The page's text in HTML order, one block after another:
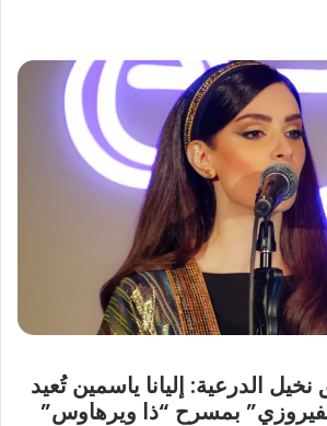
نخيل الدرعية: إليانا ياسمين تُعيد
بمسرح “ذا ويرهاوس”